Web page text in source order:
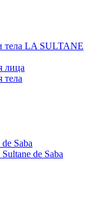
тела LA SULTANE
лица
тела
Saba
de Saba